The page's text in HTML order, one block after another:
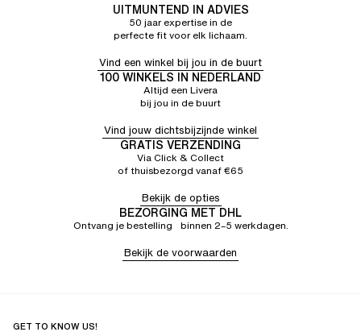
UITMUNTEND IN ADVIES
50 jaar expertise in de
perfecte fit voor elk lichaam.
Vind een winkel bij jou in de buurt
100 WINKELS IN NEDERLAND
Altijd een Livera
bij jou in de buurt
Vind jouw dichtsbijzijnde winkel
GRATIS VERZENDING
Via Click & Collect
of thuisbezorgd vanaf €65
Bekijk de opties
BEZORGING MET DHL
Ontvang je bestelling binnen 2–5 werkdagen.
Bekijk de voorwaarden
GET TO KNOW US!